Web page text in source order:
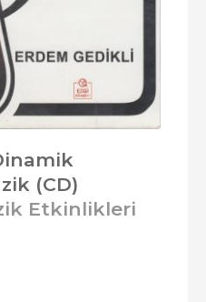
(CD)
Etkinlikleri